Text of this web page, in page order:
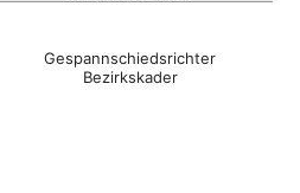
Gespannschiedsrichter
Bezirkskader